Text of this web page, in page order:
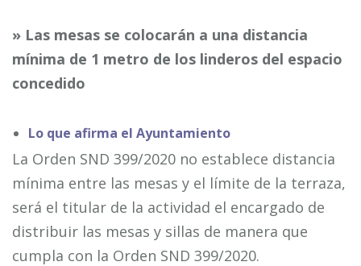
» Las mesas se colocarán a una distancia
mínima de 1 metro de los linderos del espacio
concedido
Lo que afirma el Ayuntamiento
La Orden SND 399/2020 no establece distancia
mínima entre las mesas y el límite de la terraza,
será el titular de la actividad el encargado de
distribuir las mesas y sillas de manera que
cumpla con la Orden SND 399/2020.